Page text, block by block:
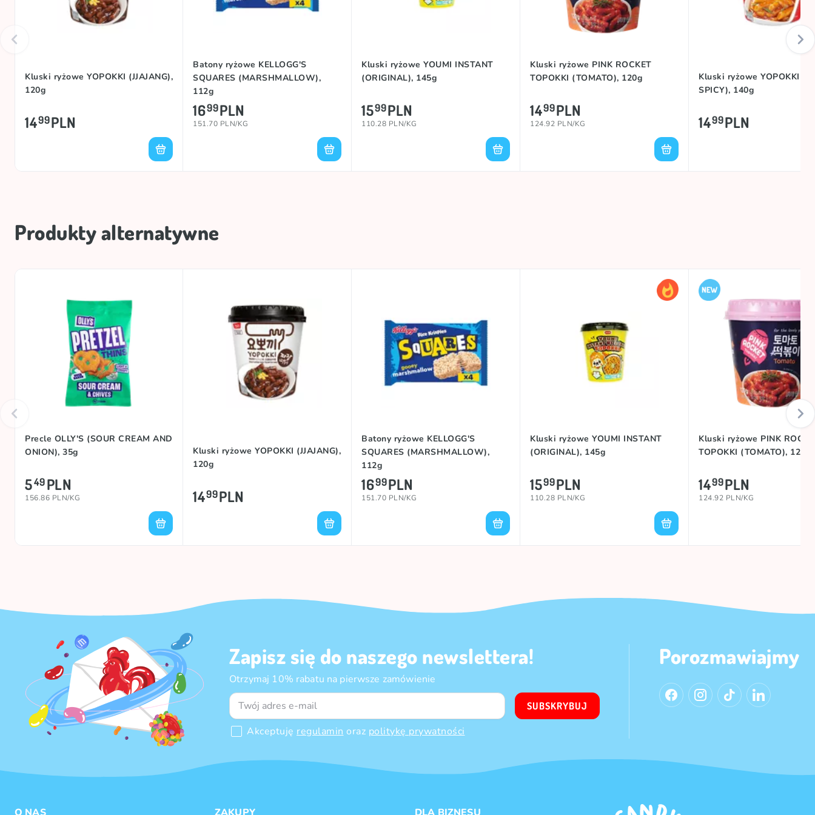
Kluski ryżowe YOPOKKI (JJAJANG),
120g
1499PLN
Batony ryżowe KELLOGG'S
SQUARES (MARSHMALLOW),
112g
1699PLN
151.70 PLN/KG
Kluski ryżowe YOUMI INSTANT
(ORIGINAL), 145g
1599PLN
110.28 PLN/KG
Kluski ryżowe PINK ROCKET
TOPOKKI (TOMATO), 120g
1499PLN
124.92 PLN/KG
Kluski ryżowe YOPOKKI
SPICY), 140g
1499PLN
Produkty alternatywne
Precle OLLY'S (SOUR CREAM AND
ONION), 35g
549PLN
156.86 PLN/KG
Kluski ryżowe YOPOKKI (JJAJANG),
120g
1499PLN
Batony ryżowe KELLOGG'S
SQUARES (MARSHMALLOW),
112g
1699PLN
151.70 PLN/KG
Kluski ryżowe YOUMI INSTANT
(ORIGINAL), 145g
1599PLN
110.28 PLN/KG
Kluski ryżowe PINK
TOPOKKI (TOMATO), 120g
1499PLN
124.92 PLN/KG
Zapisz się do naszego newslettera!
Otrzymaj 10% rabatu na pierwsze zamówienie
Akceptuję regulamin oraz politykę prywatności
SUBSKRYBUJ
Porozmawiajmy